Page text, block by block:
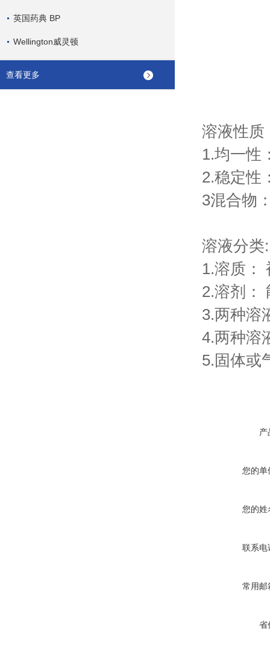
英国药典 BP
Wellington威灵顿
查看更多
溶液性质
1.均一性
2.稳定性
3混合物
溶液分类:
1.溶质：
2.溶剂：
3.两种溶
4.两种溶
5.固体或
产
您的单
您的姓
联系电
常用邮
省